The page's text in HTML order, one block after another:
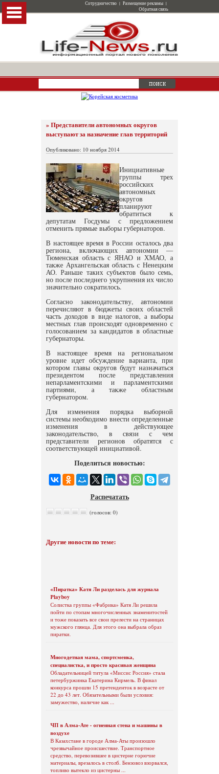
Сотрудничество | Размещение рекламы |
Обратная связь
» Представители автономных округов
выступают за назначение глав территорий
Опубликовано: 10 ноября 2014
Инициативные
группы трех
российских
автономных
округов
планируют
обратиться к
депутатам Госдумы с предложением
отменить прямые выборы губернаторов.
В настоящее время в России осталось два
региона, включающих автономии —
Тюменская область с ЯНАО и ХМАО, а
также Архангельская область с Ненецким
АО. Раньше таких субъектов было семь,
но после последнего укрупнения их число
значительно сократилось.
Согласно законодательству, автономии
перечисляют в бюджеты своих областей
часть доходов в виде налогов, а выборы
местных глав происходят одновременно с
голосованием за кандидатов в областные
губернаторы.
В настоящее время на региональном
уровне идет обсуждение варианта, при
котором главы округов будут назначаться
президентом после представления
непарламентскими и парламентскими
партиями, а также областным
губернатором.
Для изменения порядка выборной
системы необходимо внести определенные
изменения в действующее
законодательство, в связи с чем
представители регионов обратятся с
соответствующей инициативой.
Поделиться новостью:
Распечатать
(голосов: 0)
Другие новости по теме:
«Пиратка» Катя Ли разделась для журнала
Playboy
Солистка группы «Фабрика» Катя Ли решила
пойти по стопам многочисленных знаменитостей
и тоже показать все свои прелести на страницах
мужского глянца. Для этого она выбрала образ
пиратки.
Многодетная мама, спортсменка,
специалистка, и просто красивая женщина
Обладательницей титула «Миссис Россия» стала
петербуржинка Екатерина Кирмель. В финал
конкурса прошли 15 претенденток в возрасте от
22 до 43 лет. Обязательными были условия:
замужество, наличие как ...
ЧП в Алма-Ате - огненная стена и машины в
воздухе
В Казахстане в городе Алма-Аты произошло
чрезвычайное происшествие. Транспортное
средство, перевозившее в цистерне горючие
материалы, врезалось в столб. Бензовоз взорвался,
топливо вытекло из цистерны ...